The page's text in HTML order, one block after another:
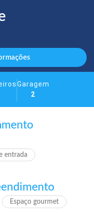
Garagem
2
entrada
Espaço gourmet